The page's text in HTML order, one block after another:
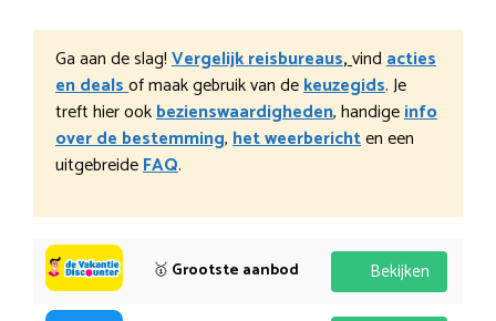
Ga aan de slag!Vergelijk reisbureaus,vindacties
en dealsof maak gebruik van dekeuzegids. Je
treft hier ookbezienswaardigheden, handigeinfo
over de bestemming,het weerberichten een
uitgebreideFAQ.
🥇 Grootste aanbod Bekijken